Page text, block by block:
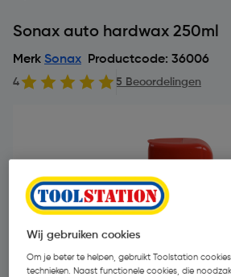
Sonax auto hardwax 250ml
Merk Sonax Productcode: 36006
4 5 Beoordelingen
Wij gebruiken cookies
Om je beter te helpen, gebruikt Toolstation
technieken. Naast functionele cookies, die